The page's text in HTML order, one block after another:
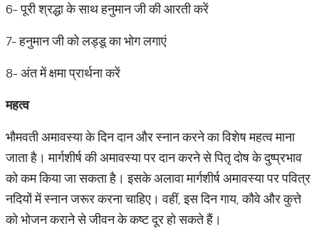
6- पूरी श्रद्धा के साथ हनुमान जी की आरती करें
7- हनुमान जी को लड्डू का भोग लगाएं
8- अंत में क्षमा प्रार्थना करें
महत्व
भौमवती अमावस्या के दिन दान और स्नान करने का विशेष महत्व माना
जाता है। मार्गशीर्ष की अमावस्या पर दान करने से पितृ दोष के दुष्प्रभाव
को कम किया जा सकता है। इसके अलावा मार्गशीर्ष अमावस्या पर पवित्र
नदियों में स्नान जरूर करना चाहिए। वहीं, इस दिन गाय, कौवे और कुत्ते
को भोजन कराने से जीवन के कष्ट दूर हो सकते हैं।